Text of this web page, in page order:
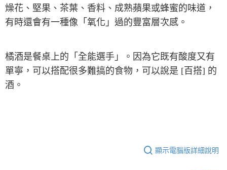
燥花、堅果、茶葉、香料、成熟蘋果或蜂蜜的味道，
有時還會有一種像「氧化」過的豐富層次感。
橘酒是餐桌上的「全能選手」。因為它既有酸度又有
單寧，可以搭配很多難搞的食物，可以說是 [百搭] 的
酒。
顯示電腦版詳細說明